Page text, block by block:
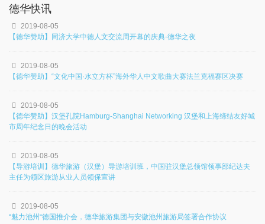
德华快讯
2019-08-05
【德华赞助】同济大学中德人文交流周开幕的庆典-德华之夜
2019-08-05
【德华赞助】“文化中国·水立方杯”海外华人中文歌曲大赛法兰克福赛区决赛
2019-08-05
【德华赞助】汉堡孔院Hamburg-Shanghai Networking 汉堡和上海缔结友好城
市周年纪念日的晚会活动
2019-08-05
【导游培训】德华旅游（汉堡）导游培训班，中国驻汉堡总领馆领事部纪达夫
主任为领区旅游从业人员领保宣讲
2019-08-05
“魅力池州“德国推介会，德华旅游集团与安徽池州旅游局签署合作协议